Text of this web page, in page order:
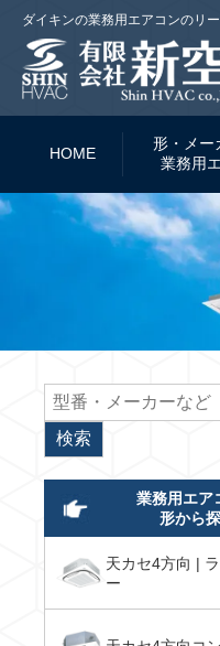
ダイキンの業務用エアコンのリ
HOME
形・メー
業務用
業務用エア
形から
天カセ4方向 |
ー